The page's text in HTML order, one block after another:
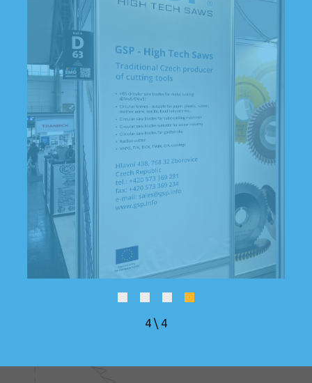
4 \ 4